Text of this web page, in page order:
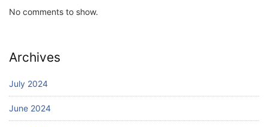
No comments to show.
Archives
July 2024
June 2024